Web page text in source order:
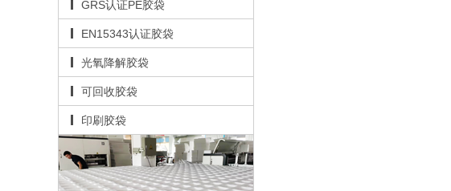
GRS认证PE胶袋
EN15343认证胶袋
光氧降解胶袋
可回收胶袋
印刷胶袋